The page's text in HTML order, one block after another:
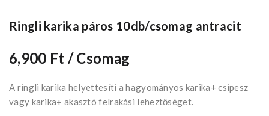
Ringli karika páros 10db/csomag antracit
6,900 Ft / Csomag
A ringli karika helyettesíti a hagyományos karika+ csipesz
vagy karika+ akasztó felrakási leheztőséget.